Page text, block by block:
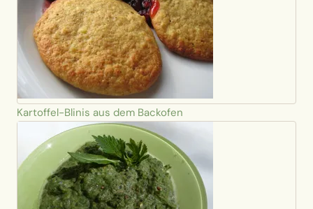
Kartoffel-Blinis aus dem Backofen